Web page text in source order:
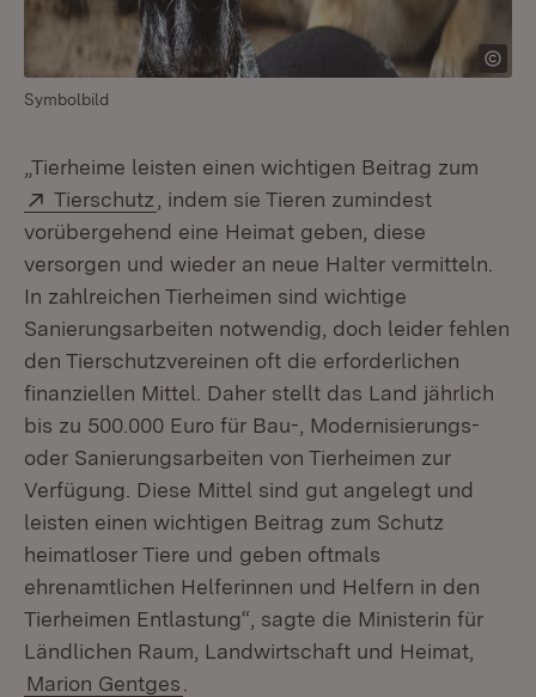
Symbolbild
„Tierheime leisten einen wichtigen Beitrag zum
Extern:
Tierschutz (Öffnet in neuem Fenster)
, indem sie Tieren zumindest
vorübergehend eine Heimat geben, diese
versorgen und wieder an neue Halter vermitteln.
In zahlreichen Tierheimen sind wichtige
Sanierungsarbeiten notwendig, doch leider fehlen
den Tierschutzvereinen oft die erforderlichen
finanziellen Mittel. Daher stellt das Land jährlich
bis zu 500.000 Euro für Bau-, Modernisierungs-
oder Sanierungsarbeiten von Tierheimen zur
Verfügung. Diese Mittel sind gut angelegt und
leisten einen wichtigen Beitrag zum Schutz
heimatloser Tiere und geben oftmals
ehrenamtlichen Helferinnen und Helfern in den
Tierheimen Entlastung“, sagte die Ministerin für
Ländlichen Raum, Landwirtschaft und Heimat,
Marion Gentges